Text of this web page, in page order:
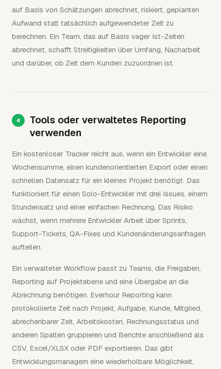
auf Basis von Schätzungen abrechnet, riskiert, geplanten
Aufwand statt tatsächlich aufgewendeter Zeit zu
berechnen. Ein Team, das auf Basis vager Ist-Zeiten
abrechnet, schafft Streitigkeiten über Umfang, Nacharbeit
und darüber, ob Zeit dem Kunden zuzuordnen ist.
Tools oder verwaltetes Reporting
verwenden
Ein kostenloser Tracker reicht aus, wenn ein Entwickler eine
Wochensumme, einen kundenorientierten Export oder einen
schnellen Datensatz für ein kleines Projekt benötigt. Das
funktioniert für einen Solo-Entwickler mit drei Issues, einem
Stundensatz und einer einfachen Rechnung. Das Risiko
wächst, wenn mehrere Entwickler Arbeit über Sprints,
Support-Tickets, QA-Fixes und Kundenänderungsanfragen
aufteilen.
Ein verwalteter Workflow passt zu Teams, die Freigaben,
Reporting auf Projektebene und eine Übergabe an die
Abrechnung benötigen. Everhour Reporting kann
protokollierte Zeit nach Projekt, Aufgabe, Kunde, Mitglied,
abrechenbarer Zeit, Arbeitskosten, Rechnungsstatus und
anderen Spalten gruppieren und Berichte anschließend als
CSV, Excel/XLSX oder PDF exportieren. Das gibt
Entwicklungsmanagern eine wiederholbare Möglichkeit,